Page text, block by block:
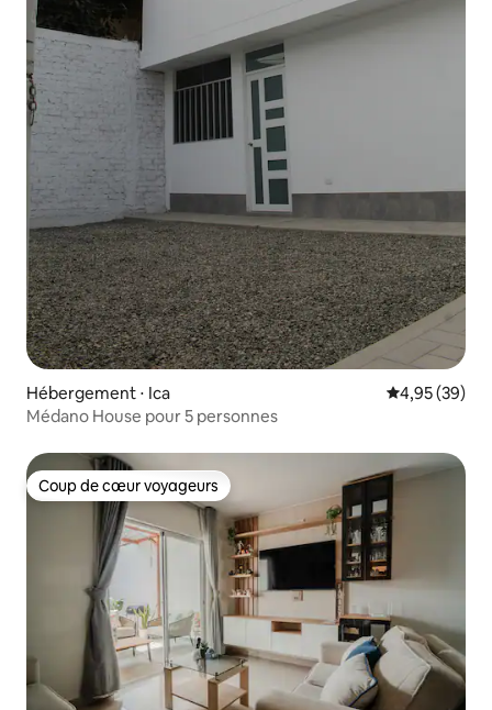
Hébergement ⋅ Ica Évaluation
4,95 (39)
Médano House pour 5 personnes
Coup de cœur voyageurs
Coup de cœur voyageurs